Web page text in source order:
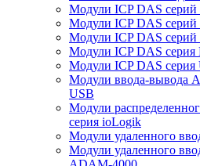
Модули ICP DAS
Модули ICP DAS серий
Модули ICP DAS серий
Модули ICP DAS серия
Модули ICP DAS серия
Модули ввода-вывода
USB
Модули
серия ioLogik
Модули удаленного
Модули удаленного